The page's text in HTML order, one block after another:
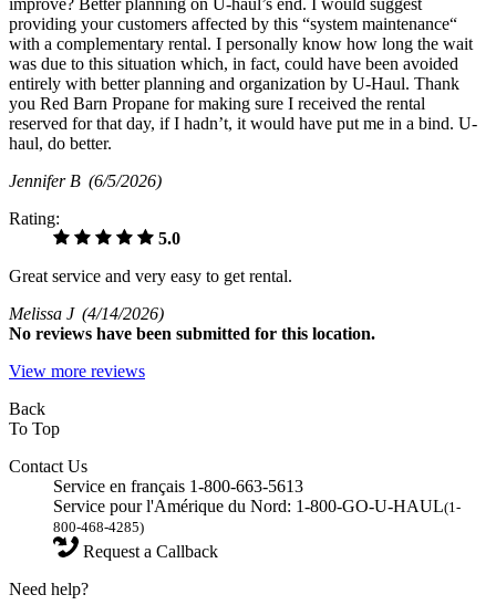
providing your customers affected by this “system maintenance“
with a complementary rental. I personally know how long the wait
was due to this situation which, in fact, could have been avoided
entirely with better planning and organization by U-Haul. Thank
you Red Barn Propane for making sure I received the rental
reserved for that day, if I hadn’t, it would have put me in a bind. U-
haul, do better.
Jennifer B (6/5/2026)
Rating:
5.0
Great service and very easy to get rental.
Melissa J (4/14/2026)
No reviews have been submitted for this location.
View more reviews
Back
To Top
Contact Us
Service en français 1-800-663-5613
Service pour l'Amérique du Nord: 1-800-GO-U-HAUL(1-
800-468-4285)
Request a Callback
Need help?